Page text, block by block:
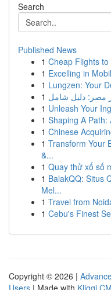
Search
Published News
1 Cheap Flights
1 Excelling in
1 Lungzen: Your
1 مصر: دليل شامل
1 Unleash Your
1 Shaping A
1 Chinese
1 Transform Your
&...
1 Quay thử xổ số
1 BalakQQ: Situs
Mel...
1 Travel from
1 Cebu's Finest
Copyright © 2026 |
Users | Made with Kliqqi